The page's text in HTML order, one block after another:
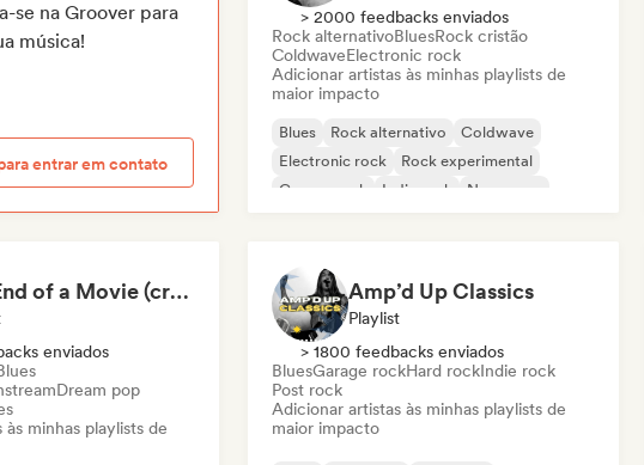
se na Groover para
música!
entrar em contato
> 2000 feedbacks enviados
Rock alternativoBluesRock cristão
ColdwaveElectronic rock
Adicionar artistas às minhas playlists de
maior impacto
Blues Rock alternativo
Coldwave
Electronic rock
Rock experimental
Garage rock
Indie rock New wave
The End of a Movie (credit scenes) 🎞️ Cinematic Dream Pop & Bedroom Indie
enviados
Dream pop
minhas playlists de
Amp’d Up Classics
Playlist
> 1800 feedbacks enviados
BluesGarage rockHard rockIndie rock
Post rock
Adicionar artistas às minhas playlists de
maior impacto